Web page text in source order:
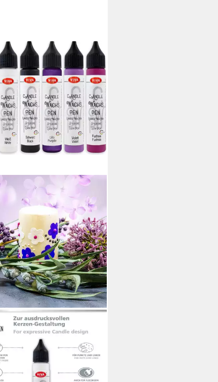
Wachs Pen Set
– 6 Farben je 28 ml,
Set, deckend, mischbar,
14,95 €